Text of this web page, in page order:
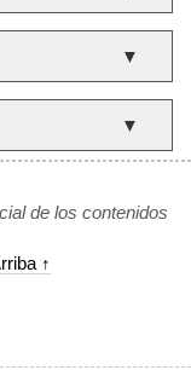
▼
▼
de los contenidos
↑